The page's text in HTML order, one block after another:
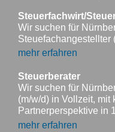
Steuerfachwirt/
Wir suchen für
Steuefachangestellter
mehr erfahren
Steuerberater
Wir suchen für
(m/w/d) in Vollzeit, mit
Partnerperspektive in
mehr erfahren